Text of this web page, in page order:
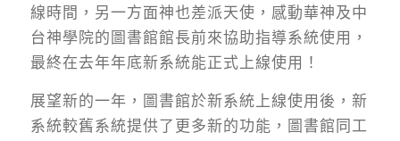
線時間，另一方面神也差派天使，感動華神及中
台神學院的圖書館館長前來協助指導系統使用，
最終在去年年底新系統能正式上線使用！
展望新的一年，圖書館於新系統上線使用後，新
系統較舊系統提供了更多新的功能，圖書館同工